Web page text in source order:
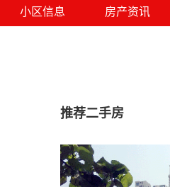
小区信息 房产资讯
推荐二手房